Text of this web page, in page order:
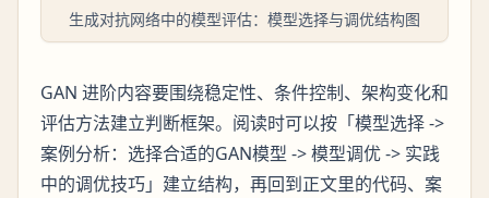
生成对抗网络中的模型评估：模型选择与调优结构图
GAN 进阶内容要围绕稳定性、条件控制、架构变化和
评估方法建立判断框架。阅读时可以按「模型选择 ->
案例分析：选择合适的GAN模型 -> 模型调优 -> 实践
中的调优技巧」建立结构，再回到正文里的代码、案